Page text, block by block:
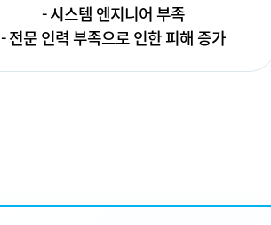
- 시스템 엔지니어 부족
- 전문 인력 부족으로 인한 피해 증가